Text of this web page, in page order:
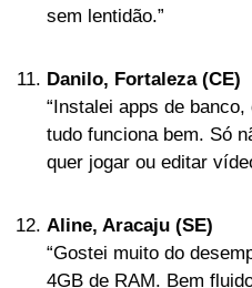
sem lentidão.”
Danilo, Fortaleza (CE)
“Instalei apps de
tudo funciona bem. Só
quer jogar ou editar
Aline, Aracaju (SE)
“Gostei muito do
4GB de RAM. Bem